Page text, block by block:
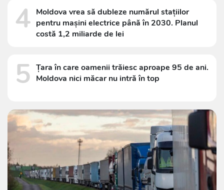
4 Moldova vrea să dubleze numărul stațiilor
pentru mașini electrice până în 2030. Planul
costă 1,2 miliarde de lei
5 Țara în care oamenii trăiesc aproape 95 de ani.
Moldova nici măcar nu intră în top